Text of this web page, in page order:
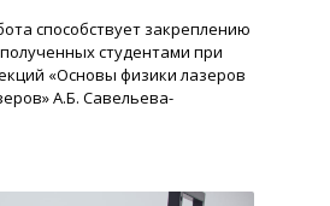
способствует закреплению
студентами при
«Основы физики лазеров
А.Б. Савельева-